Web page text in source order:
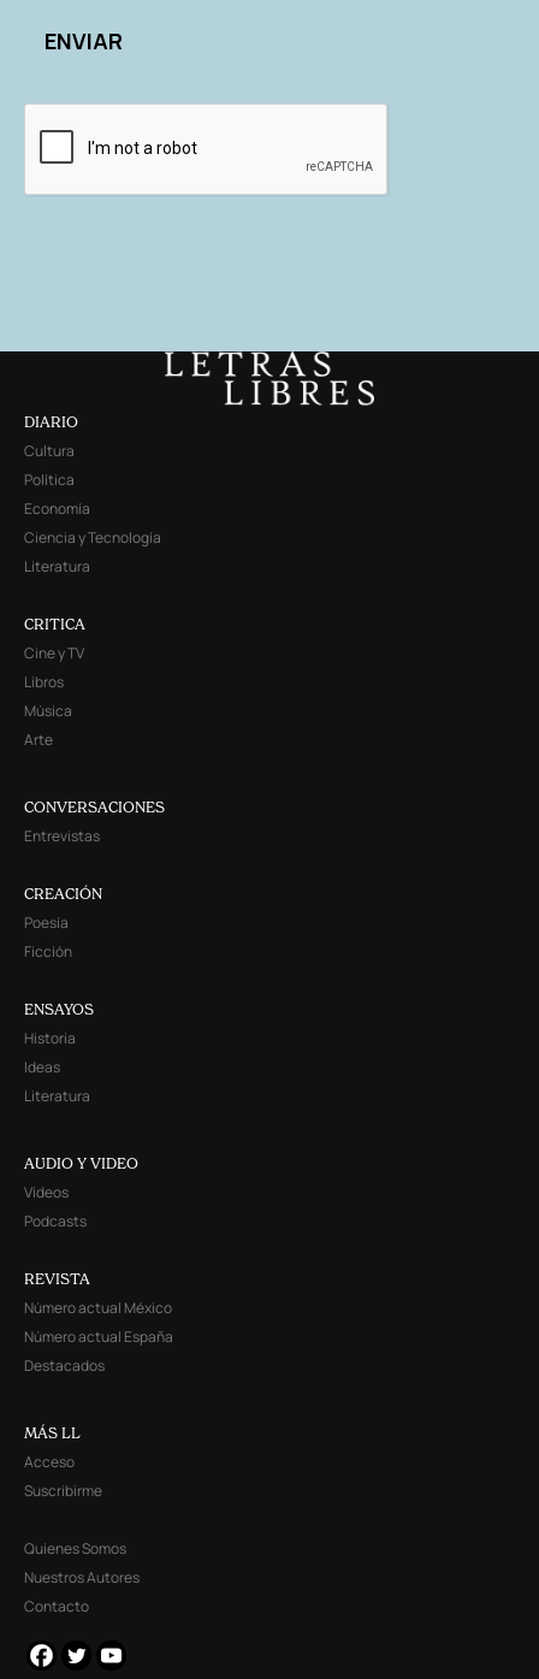
DIARIO
Cultura
Política
Economía
Ciencia y Tecnología
Literatura
CRITICA
Cine y TV
Libros
Música
Arte
CONVERSACIONES
Entrevistas
CREACIÓN
Poesía
Ficción
ENSAYOS
Historia
Ideas
Literatura
AUDIO Y VIDEO
Videos
Podcasts
REVISTA
Número actual México
Número actual España
Destacados
MÁS LL
Acceso
Suscribirme
Quienes Somos
Nuestros Autores
Contacto